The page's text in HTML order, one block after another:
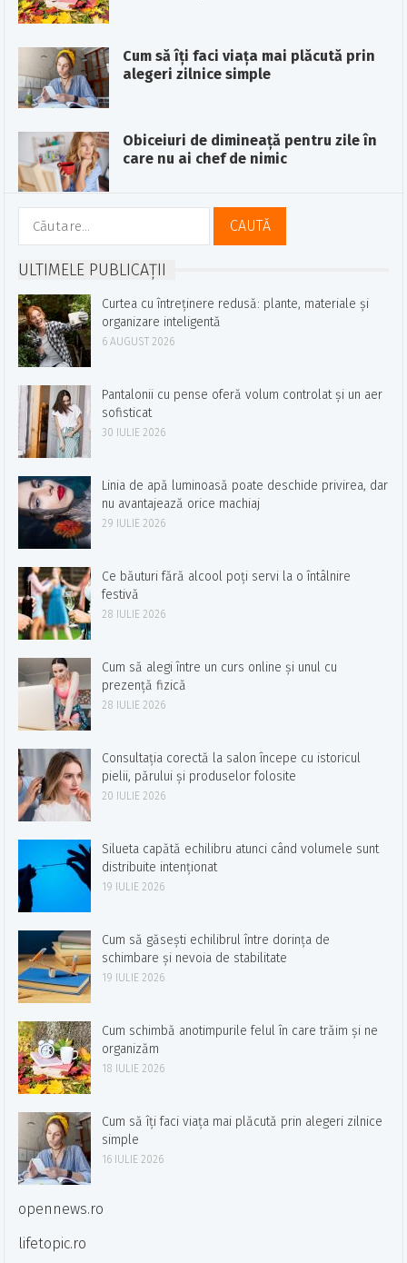
Cum să îți faci viața mai plăcută prin
alegeri zilnice simple
Obiceiuri de dimineață pentru zile în
care nu ai chef de nimic
Caută
după:
ULTIMELE PUBLICAȚII
Curtea cu întreținere redusă: plante, materiale și
organizare inteligentă
6 AUGUST 2026
Pantalonii cu pense oferă volum controlat și un aer
sofisticat
30 IULIE 2026
Linia de apă luminoasă poate deschide privirea, dar
nu avantajează orice machiaj
29 IULIE 2026
Ce băuturi fără alcool poți servi la o întâlnire
festivă
28 IULIE 2026
Cum să alegi între un curs online și unul cu
prezență fizică
28 IULIE 2026
Consultația corectă la salon începe cu istoricul
pielii, părului și produselor folosite
20 IULIE 2026
Silueta capătă echilibru atunci când volumele sunt
distribuite intenționat
19 IULIE 2026
Cum să găsești echilibrul între dorința de
schimbare și nevoia de stabilitate
19 IULIE 2026
Cum schimbă anotimpurile felul în care trăim și ne
organizăm
18 IULIE 2026
Cum să îți faci viața mai plăcută prin alegeri zilnice
simple
16 IULIE 2026
opennews.ro
lifetopic.ro